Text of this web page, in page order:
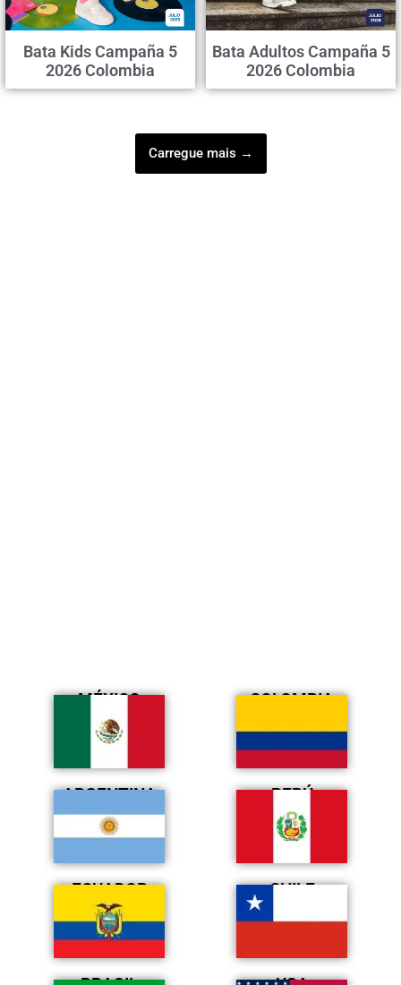
Bata Kids Campaña 5
2026 Colombia
Bata Adultos Campaña 5
2026 Colombia
Carregue mais →
MÉXICO COLOMBIA
ARGENTINA PERÚ
ECUADOR CHILE